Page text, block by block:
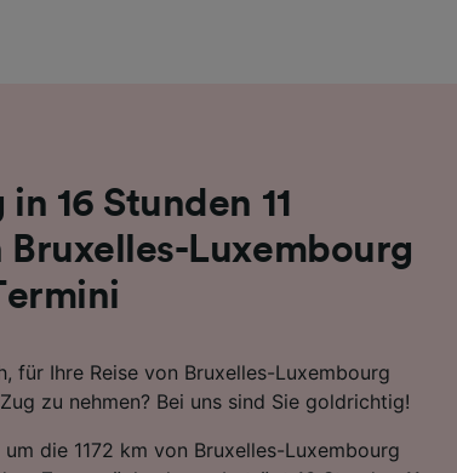
16 Stunden 11
Bruxelles-Luxembourg
für Ihre Reise von Bruxelles-Luxembourg
zu nehmen? Bei uns sind Sie goldrichtig!
die 1172 km von Bruxelles-Luxembourg